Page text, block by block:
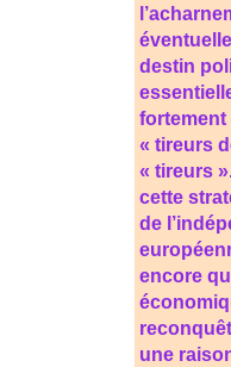
destin
fortement
« tireurs
« tireurs
cette
de
encore
une